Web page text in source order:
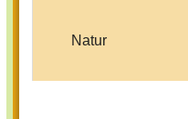
Natur